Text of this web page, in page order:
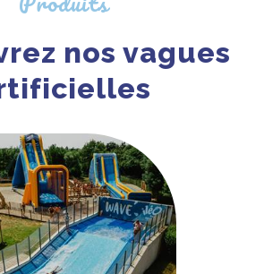
nos vagues